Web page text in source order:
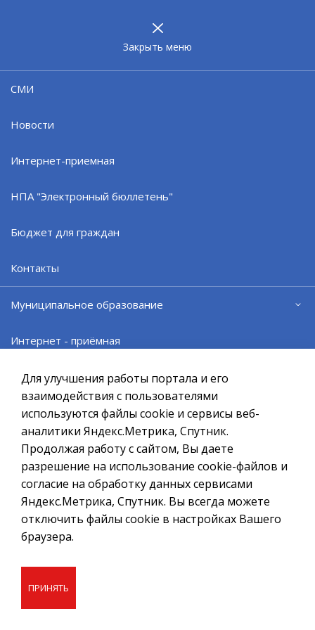
Закрыть меню
СМИ
Новости
Интернет-приемная
НПА "Электронный бюллетень"
Бюджет для граждан
Контакты
Муниципальное образование
Интернет - приёмная
Проект «SMS Главе»
Электронные услуги
Муниципальные услуги
Правовые акты в сфере закупок
Административные регламенты
Исполнение Указов Президента РФ
Проекты
Проекты административных
Отдел по работе с гражданами
Ctrl+Enter
Политика в отношении обработки персональных данных
Создание сайта – Старт Икс
© 2010 - 2026
Для улучшения работы портала и его
взаимодействия с пользователями
используются файлы cookie и сервисы веб-
аналитики Яндекс.Метрика, Спутник.
Продолжая работу с сайтом, Вы даете
разрешение на использование cookie-файлов и
согласие на обработку данных сервисами
Яндекс.Метрика, Спутник. Вы всегда можете
отключить файлы cookie в настройках Вашего
браузера.
ПРИНЯТЬ